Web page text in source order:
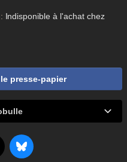
Indisponible à l'achat chez
presse-papier